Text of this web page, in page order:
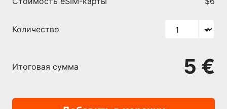
Количество
Итоговая сумма 5 €